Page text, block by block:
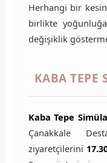
Herhangi bir kesin
birlikte
değişiklik
KABA TEPE
Kaba Tepe
Çanakkale
ziyaretçilerini